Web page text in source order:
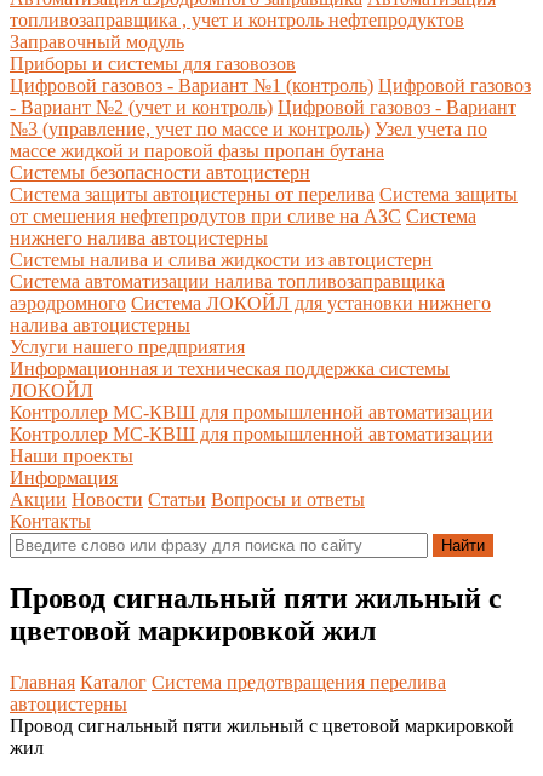
топливозаправщика , учет и контроль нефтепродуктов
Заправочный модуль
Приборы и системы для газовозов
Цифровой газовоз - Вариант №1 (контроль) Цифровой газовоз
- Вариант №2 (учет и контроль) Цифровой газовоз - Вариант
№3 (управление, учет по массе и контроль) Узел учета по
массе жидкой и паровой фазы пропан бутана
Системы безопасности автоцистерн
Система защиты автоцистерны от перелива Система защиты
от смешения нефтепродутов при сливе на АЗС Система
нижнего налива автоцистерны
Системы налива и слива жидкости из автоцистерн
Система автоматизации налива топливозаправщика
аэродромного Система ЛОКОЙЛ для установки нижнего
налива автоцистерны
Услуги нашего предприятия
Информационная и техническая поддержка системы
ЛОКОЙЛ
Контроллер МС-КВШ для промышленной автоматизации
Контроллер МС-КВШ для промышленной автоматизации
Наши проекты
Информация
Акции Новости Статьи Вопросы и ответы
Контакты
Провод сигнальный пяти жильный с
цветовой маркировкой жил
Главная Каталог Система предотвращения перелива
автоцистерны
Провод сигнальный пяти жильный с цветовой маркировкой
жил